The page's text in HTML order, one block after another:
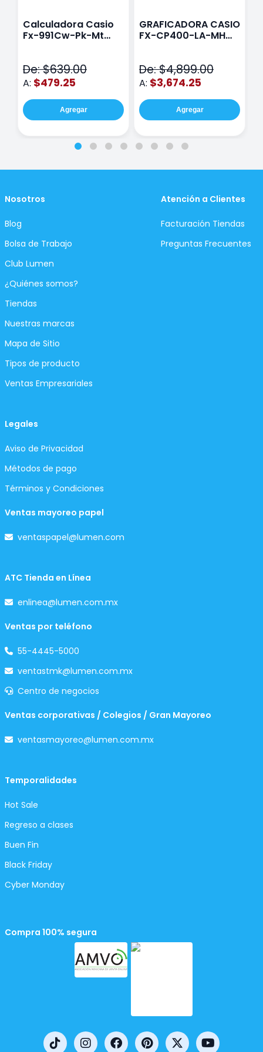
Calculadora Casio
Fx-991Cw-Pk-Mt
De: $639.00
A: $479.25
Agregar
GRAFICADORA CASIO
FX-CP400-LA-MH
De: $4,899.00
A: $3,674.25
Agregar
Nosotros
Blog
Bolsa de Trabajo
Club Lumen
¿Quiénes somos?
Tiendas
Nuestras marcas
Mapa de Sitio
Tipos de producto
Ventas Empresariales
Atención a Clientes
Facturación Tiendas
Preguntas Frecuentes
Legales
Aviso de Privacidad
Métodos de pago
Términos y Condiciones
Ventas mayoreo papel
ventaspapel@lumen.com
ATC Tienda en Línea
enlinea@lumen.com.mx
Ventas por teléfono
55-4445-5000
ventastmk@lumen.com.mx
Centro de negocios
Ventas corporativas / Colegios / Gran Mayoreo
ventasmayoreo@lumen.com.mx
Temporalidades
Hot Sale
Regreso a clases
Buen Fin
Black Friday
Cyber Monday
Compra 100% segura